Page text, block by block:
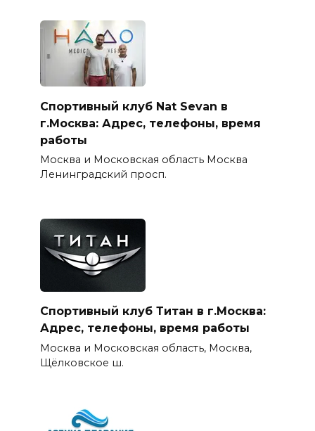
Спортивный клуб Nat Sevan в
г.Москва: Адрес, телефоны, время
работы
Москва и Московская область Москва
Ленинградский просп.
Спортивный клуб Титан в г.Москва:
Адрес, телефоны, время работы
Москва и Московская область, Москва,
Щёлковское ш.